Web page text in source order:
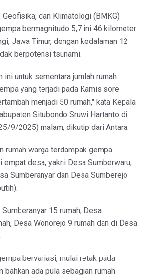
dan Klimatologi (BMKG)
bermagnitudo 5,7 ini 46 kilometer
Jawa Timur, dengan kedalaman 12
berpotensi tsunami.
ini untuk sementara jumlah rumah
yang terjadi pada Kamis sore
menjadi 50 rumah," kata Kepala
Situbondo Sruwi Hartanto di
9/2025) malam, dikutip dari Antara.
rumah warga terdampak gempa
desa, yakni Desa Sumberwaru,
Sumberanyar dan Desa Sumberejo
15 rumah, Desa
Desa Wonorejo 9 rumah dan di Desa
bervariasi, mulai retak pada
bahkan ada pula sebagian rumah